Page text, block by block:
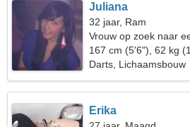
Juliana
32 jaar, Ram
Vrouw op zoek naar
167 cm (5'6"), 62 kg
Darts, Lichaamsbouw
Erika